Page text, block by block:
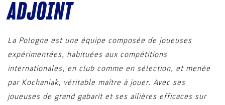
ADJOINT
La Pologne est une équipe composée de joueuses
expérimentées, habituées aux compétitions
internationales, en club comme en sélection, et menée
par Kochaniak, véritable maître à jouer. Avec ses
joueuses de grand gabarit et ses ailières efficaces sur